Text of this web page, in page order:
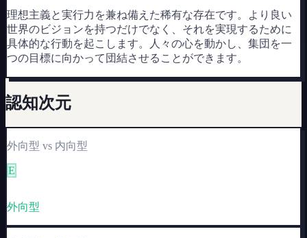
理想主義と実行力を兼ね備えた稀有な存在です。より良い
世界のビジョンを持つだけでなく、それを実現するために
具体的な行動を起こします。人々の心を動かし、集団を一
つの目標に向かって団結させることができます。
認知次元
外向型 vs 内向型
E
外向型